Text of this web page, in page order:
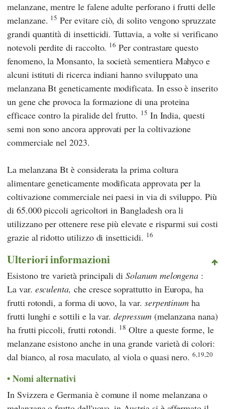
melanzane, mentre le falene adulte perforano i frutti delle
melanzane. 15 Per evitare ciò, di solito vengono spruzzate
grandi quantità di insetticidi. Tuttavia, a volte si verificano
notevoli perdite di raccolto. 16 Per contrastare questo
fenomeno,la Monsanto, la società sementiera Mahyco e
alcuni istituti di ricerca indiani hanno sviluppato una
melanzana Bt geneticamente modificata. In esso è inserito
un gene che provoca la formazione di una proteina
efficace contro la piralide del frutto. 15 In India, questi
semi non sono ancora approvati per la coltivazione
commerciale nel 2023.
La melanzana Bt è considerata la prima coltura
alimentare geneticamente modificata approvata per la
coltivazione commerciale nei paesi in via di sviluppo. Più
di 65.000 piccoli agricoltori in Bangladesh ora li
utilizzano per ottenere rese più elevate e risparmi sui costi
grazie al ridotto utilizzo di insetticidi. 16
Ulteriori informazioni
Esistono tre varietà principali diSolanum melongena :
La var. esculenta, che cresce soprattutto in Europa, ha
frutti rotondi, a forma di uovo, la var. serpentinum ha
frutti lunghi e sottili e la var.depressum(melanzana nana)
ha frutti piccoli, frutti rotondi. 18 Oltre a queste forme, le
melanzane esistono anche in una grande varietà di colori:
dal bianco, al rosa maculato, al viola o quasi nero.6,19,20
Nomi alternativi
In Svizzera e Germania è comune il nome melanzana o